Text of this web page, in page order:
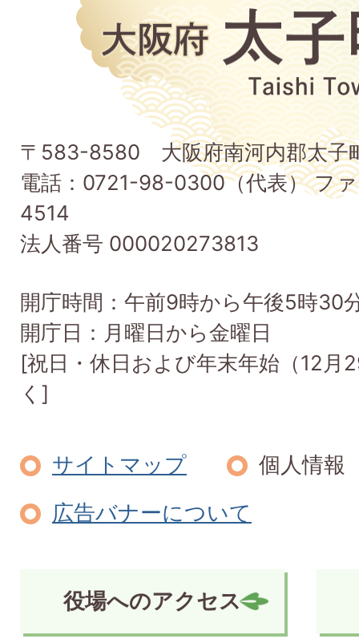
町
Taishi
Town
〒583-8580 大阪府南河内郡太子
電話：0721-98-0300（代表） フ
4514
法人番号 000020273813
開庁時間：午前9時から午後5時30
開庁日：月曜日から金曜日
[祝日・休日および年末年始（12月
く]
サイトマップ
個人情報
広告バナーについて
役場へのアクセス